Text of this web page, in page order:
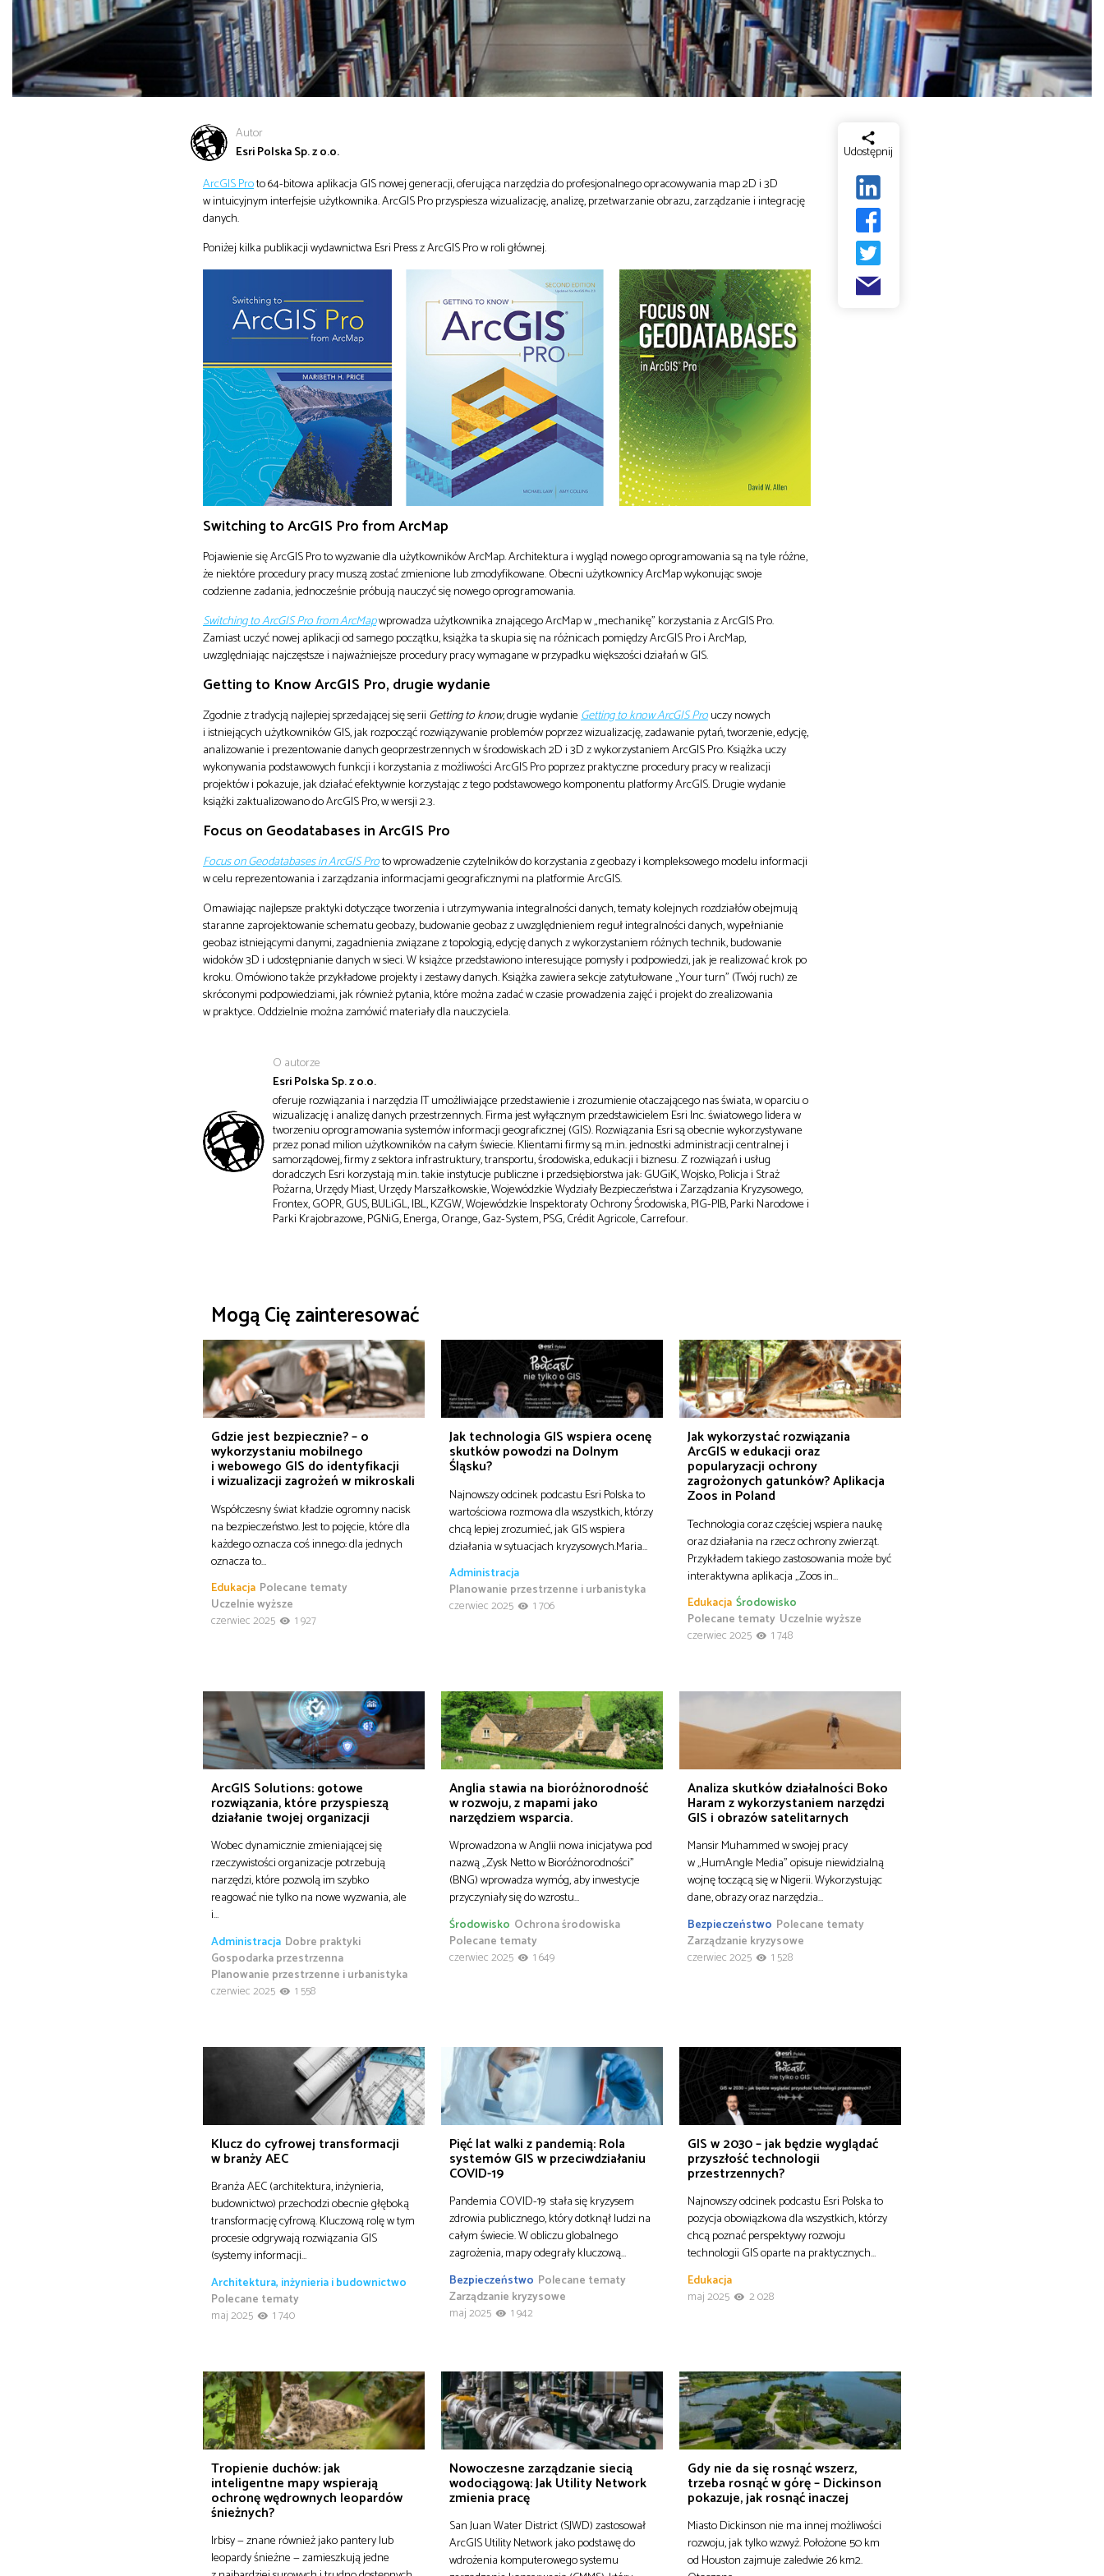
Autor
Esri Polska Sp. z o.o.
ArcGIS Proto 64-bitowa aplikacja GIS nowej generacji, oferująca narzędzia do profesjonalnego opracowywania map 2D i 3D
w intuicyjnym interfejsie użytkownika. ArcGIS Pro przyspiesza wizualizację, analizę, przetwarzanie obrazu, zarządzanie i integrację
danych.
Poniżej kilka publikacji wydawnictwa Esri Press z ArcGIS Pro w roli głównej.
Switching to ArcGIS Pro from ArcMap
Pojawienie się ArcGIS Pro to wyzwanie dla użytkowników ArcMap. Architektura i wygląd nowego oprogramowania są na tyle różne,
że niektóre procedury pracy muszą zostać zmienione lub zmodyfikowane. Obecni użytkownicy ArcMap wykonując swoje
codzienne zadania, jednocześnie próbują nauczyć się nowego oprogramowania.
Switching to ArcGIS Pro from ArcMapwprowadza użytkownika znającego ArcMap w „mechanikę” korzystania z ArcGIS Pro.
Zamiast uczyć nowej aplikacji od samego początku, książka ta skupia się na różnicach pomiędzy ArcGIS Pro i ArcMap,
uwzględniając najczęstsze i najważniejsze procedury pracy wymagane w przypadku większości działań w GIS.
Getting to Know ArcGIS Pro, drugie wydanie
Zgodnie z tradycją najlepiej sprzedającej się serii Getting to know, drugie wydanieGetting to know ArcGIS Prouczy nowych
i istniejących użytkowników GIS, jak rozpocząć rozwiązywanie problemów poprzez wizualizację, zadawanie pytań, tworzenie, edycję,
analizowanie i prezentowanie danych geoprzestrzennych w środowiskach 2D i 3D z wykorzystaniem ArcGIS Pro. Książka uczy
wykonywania podstawowych funkcji i korzystania z możliwości ArcGIS Pro poprzez praktyczne procedury pracy w realizacji
projektów i pokazuje, jak działać efektywnie korzystając z tego podstawowego komponentu platformy ArcGIS. Drugie wydanie
książki zaktualizowano do ArcGIS Pro, w wersji 2.3.
Focus on Geodatabases in ArcGIS Pro
Focus on Geodatabases in ArcGIS Proto wprowadzenie czytelników do korzystania z geobazy i kompleksowego modelu informacji
w celu reprezentowania i zarządzania informacjami geograficznymi na platformie ArcGIS.
Omawiając najlepsze praktyki dotyczące tworzenia i utrzymywania integralności danych, tematy kolejnych rozdziałów obejmują
staranne zaprojektowanie schematu geobazy, budowanie geobaz z uwzględnieniem reguł integralności danych, wypełnianie
geobaz istniejącymi danymi, zagadnienia związane z topologią, edycję danych z wykorzystaniem różnych technik, budowanie
widoków 3D i udostępnianie danych w sieci. W książce przedstawiono interesujące pomysły i podpowiedzi, jak je realizować krok po
kroku. Omówiono także przykładowe projekty i zestawy danych. Książka zawiera sekcje zatytułowane „Your turn” (Twój ruch) ze
skróconymi podpowiedziami, jak również pytania, które można zadać w czasie prowadzenia zajęć i projekt do zrealizowania
w praktyce. Oddzielnie można zamówić materiały dla nauczyciela.
O autorze
Esri Polska Sp. z o.o.
oferuje rozwiązania i narzędzia IT umożliwiające przedstawienie i zrozumienie otaczającego nas świata, w oparciu o
wizualizację i analizę danych przestrzennych. Firma jest wyłącznym przedstawicielem Esri Inc. światowego lidera w
tworzeniu oprogramowania systemów informacji geograficznej (GIS). Rozwiązania Esri są obecnie wykorzystywane
przez ponad milion użytkowników na całym świecie. Klientami firmy są m.in. jednostki administracji centralnej i
samorządowej, firmy z sektora infrastruktury, transportu, środowiska, edukacji i biznesu. Z rozwiązań i usług
doradczych Esri korzystają m.in. takie instytucje publiczne i przedsiębiorstwa jak: GUGiK, Wojsko, Policja i Straż
Pożarna, Urzędy Miast, Urzędy Marszałkowskie, Wojewódzkie Wydziały Bezpieczeństwa i Zarządzania Kryzysowego,
Frontex, GOPR, GUS, BULiGL, IBL, KZGW, Wojewódzkie Inspektoraty Ochrony Środowiska, PIG-PIB, Parki Narodowe i
Parki Krajobrazowe, PGNiG, Energa, Orange, Gaz-System, PSG, Crédit Agricole, Carrefour.
Udostępnij
Mogą Cię zainteresować
Gdzie jest bezpiecznie? – o
wykorzystaniu mobilnego
i webowego GIS do identyfikacji
i wizualizacji zagrożeń w mikroskali
Współczesny świat kładzie ogromny nacisk
na bezpieczeństwo. Jest to pojęcie, które dla
każdego oznacza coś innego: dla jednych
oznacza to…
Edukacja Polecane tematy
Uczelnie wyższe
czerwiec 2025
1 927
Jak technologia GIS wspiera ocenę
skutków powodzi na Dolnym
Śląsku?
Najnowszy odcinek podcastu Esri Polska to
wartościowa rozmowa dla wszystkich, którzy
chcą lepiej zrozumieć, jak GIS wspiera
działania w sytuacjach kryzysowych.Maria…
Administracja
Planowanie przestrzenne i urbanistyka
czerwiec 2025
1 706
Jak wykorzystać rozwiązania
ArcGIS w edukacji oraz
popularyzacji ochrony
zagrożonych gatunków? Aplikacja
Zoos in Poland
Technologia coraz częściej wspiera naukę
oraz działania na rzecz ochrony zwierząt.
Przykładem takiego zastosowania może być
interaktywna aplikacja „Zoos in…
Edukacja
Polecane tematy
Środowisko
Uczelnie wyższe
czerwiec 2025
1 748
ArcGIS Solutions: gotowe
rozwiązania, które przyspieszą
działanie twojej organizacji
Wobec dynamicznie zmieniającej się
rzeczywistości organizacje potrzebują
narzędzi, które pozwolą im szybko
reagować nie tylko na nowe wyzwania, ale
i…
Administracja Dobre praktyki
Gospodarka przestrzenna
Planowanie przestrzenne i urbanistyka
czerwiec 2025
1 558
Anglia stawia na bioróżnorodność
w rozwoju, z mapami jako
narzędziem wsparcia.
Wprowadzona w Anglii nowa inicjatywa pod
nazwą „Zysk Netto w Bioróżnorodności”
(BNG) wprowadza wymóg, aby inwestycje
przyczyniały się do wzrostu…
Ochrona środowiska
Polecane tematy
Środowisko
czerwiec 2025
1 649
Analiza skutków działalności Boko
Haram z wykorzystaniem narzędzi
GIS i obrazów satelitarnych
Mansir Muhammed w swojej pracy
w „HumAngle Media” opisuje niewidzialną
wojnę toczącą się w Nigerii. Wykorzystując
dane, obrazy oraz narzędzia…
Bezpieczeństwo Polecane tematy
Zarządzanie kryzysowe
czerwiec 2025
1 528
Klucz do cyfrowej transformacji
w branży AEC
Branża AEC (architektura, inżynieria,
budownictwo) przechodzi obecnie głęboką
transformację cyfrową. Kluczową rolę w tym
procesie odgrywają rozwiązania GIS
(systemy informacji…
Architektura, inżynieria i budownictwo
Polecane tematy
maj 2025
1 740
Pięć lat walki z pandemią: Rola
systemów GIS w przeciwdziałaniu
COVID-19
Pandemia COVID-19 stała się kryzysem
zdrowia publicznego, który dotknął ludzi na
całym świecie. W obliczu globalnego
zagrożenia, mapy odegrały kluczową…
Bezpieczeństwo Polecane tematy
Zarządzanie kryzysowe
maj 2025
1 942
GIS w 2030 – jak będzie wyglądać
przyszłość technologii
przestrzennych?
Najnowszy odcinek podcastu Esri Polska to
pozycja obowiązkowa dla wszystkich, którzy
chcą poznać perspektywy rozwoju
technologii GIS oparte na praktycznych…
Edukacja
maj 2025
2 028
Tropienie duchów: jak
inteligentne mapy wspierają
ochronę wędrownych leopardów
śnieżnych?
Irbisy — znane również jako pantery lub
leopardy śnieżne — zamieszkują jedne
Nowoczesne zarządzanie siecią
wodociągową: Jak Utility Network
zmienia pracę
San Juan Water District (SJWD) zastosował
ArcGIS Utility Network jako podstawę do
wdrożenia komputerowego systemu
Gdy nie da się rosnąć wszerz,
trzeba rosnąć w górę – Dickinson
pokazuje, jak rosnąć inaczej
Miasto Dickinson nie ma innej możliwości
rozwoju, jak tylko wzwyż. Położone 50 km
od Houston zajmuje zaledwie 26 km2.